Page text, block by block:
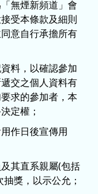
無煙新頻道」會
受本條款及細則
意自行承擔所有
料，以確認參加
交之個人資料有
求的參加者，本
定權；
作日後宣傳用
其直系親屬(包括
獎，以示公允；